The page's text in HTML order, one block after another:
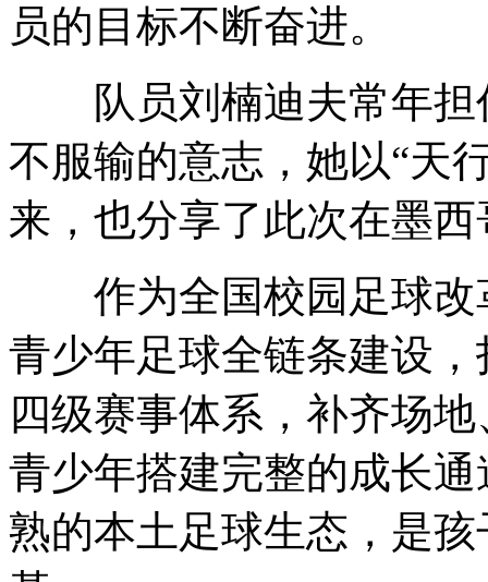
员的目标不断奋进。
队员刘楠迪夫常年担
不服输的意志，她以“天
来，也分享了此次在墨
作为全国校园足球改
青少年足球全链条建设，
四级赛事体系，补齐场
青少年搭建完整的成长
熟的本土足球生态，是